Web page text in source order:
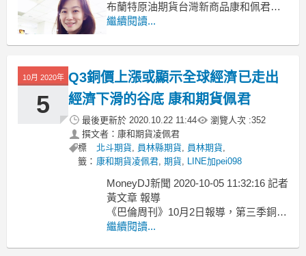
布蘭特原油期貨台灣新商品康和佩君介
紹
原油期貨、輕原油CL、小輕原油QM保
交易時間??
繼續閱讀...
10月 2020年
5
Q3銅價上漲或顯示全球經濟已走出
經濟下滑的谷底 康和期貨佩君
最後更新於 2020.10.22 11:44 瀏覽人次 :352
撰文者：康和期貨凌佩君
標
籤：
北斗期貨, 員林縣期貨, 員林期貨,
康和期貨凌佩君, 期貨, LINE加pei098
MoneyDJ新聞 2020-10-05 11:32:16 記者
黃文章 報導
《巴倫周刊》10月2日報導，第三季銅價
與工業屬性較強的銀價雙雙上漲，或顯
繼續閱讀...